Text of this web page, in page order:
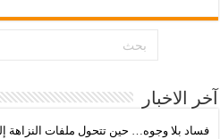
آخر الاخبار
فساد بلا وجوه… حين تتحول ملفات النزاهة